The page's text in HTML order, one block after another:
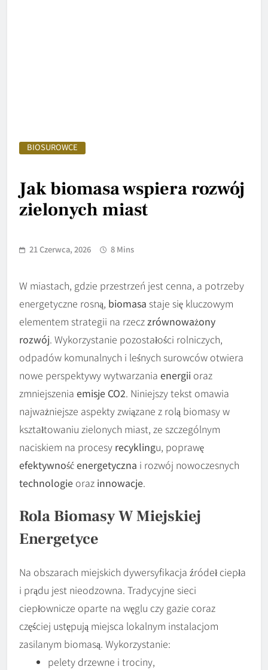
BIOSUROWCE
Jak biomasa wspiera rozwój
zielonych miast
21 Czerwca, 2026 8 Mins
W miastach, gdzie przestrzeń jest cenna, a potrzeby
energetyczne rosną, biomasa staje się kluczowym
elementem strategii na rzeczzrównoważony
rozwój. Wykorzystanie pozostałości rolniczych,
odpadów komunalnych i leśnych surowców otwiera
nowe perspektywy wytwarzania energii oraz
zmniejszenia emisje CO2. Niniejszy tekst omawia
najważniejsze aspekty związane z rolą biomasy w
kształtowaniu zielonych miast, ze szczególnym
naciskiem na procesy recyklingu, poprawę
efektywność energetyczna i rozwój nowoczesnych
technologie oraz innowacje.
Rola Biomasy W Miejskiej
Energetyce
Na obszarach miejskich dywersyfikacja źródeł ciepła
i prądu jest nieodzowna. Tradycyjne sieci
ciepłownicze oparte na węglu czy gazie coraz
częściej ustępują miejsca lokalnym instalacjom
zasilanym biomasą. Wykorzystanie:
pelety drzewne i trociny,